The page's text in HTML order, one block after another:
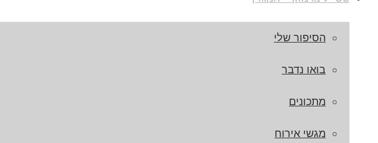
הסיפור שלי
בואו נדבר
מתכונים
מגשי אירוח